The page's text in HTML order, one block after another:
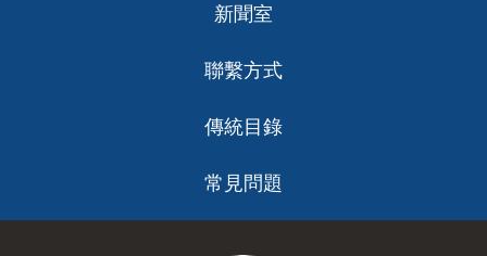
新聞室
聯繫方式
傳統目錄
常見問題